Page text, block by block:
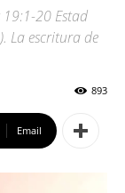
20 Estad
La escritura de
893
Email